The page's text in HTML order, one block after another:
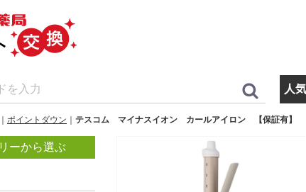
人
ポイントダウン テスコム マイナスイオン カールアイロン 【保証有】
ーから選ぶ